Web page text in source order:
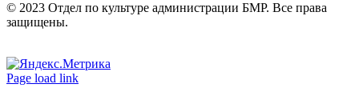
© 2023 Отдел по культуре администрации БМР. Все права
защищены.
Вконтакте
Одноклассники
Page load link